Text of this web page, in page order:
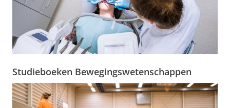
Studieboeken Bewegingswetenschappen